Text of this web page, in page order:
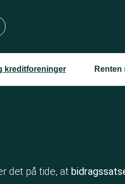
kreditforeninger
det på tide, at